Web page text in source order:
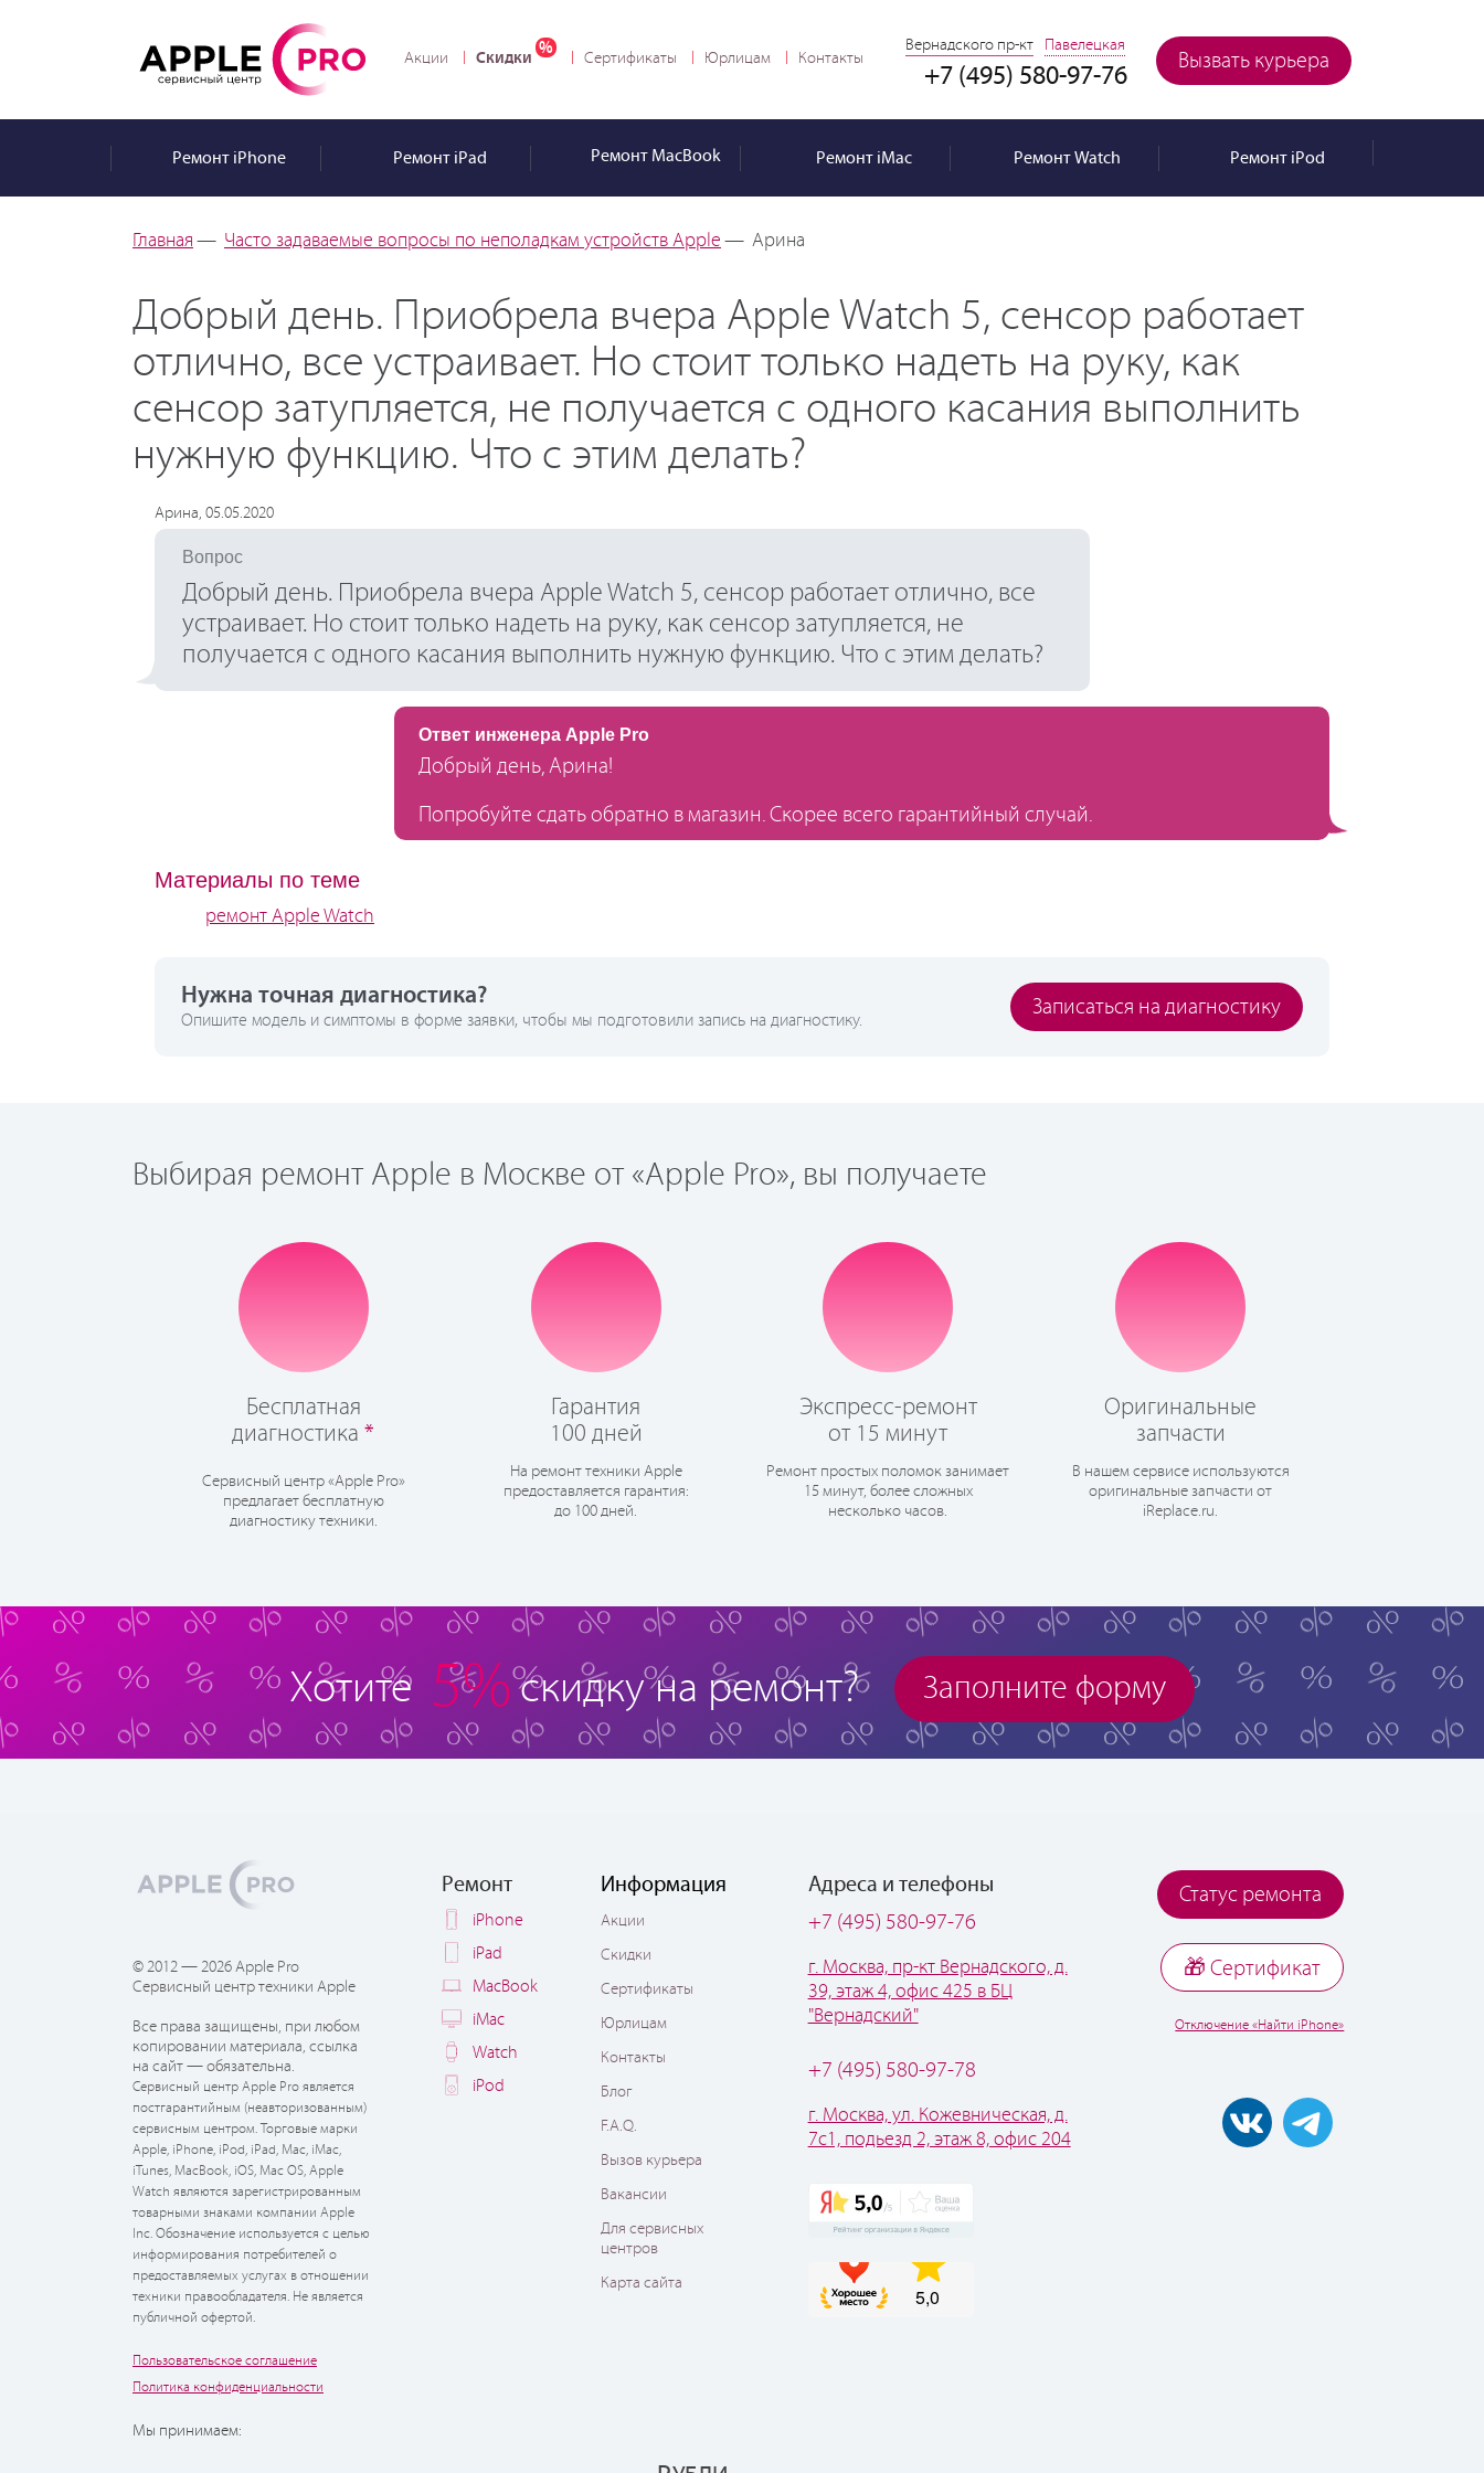
Вызвать курьера
Вернадского пр-кт Павелецкая
+7 (495) 580-97-76
Акции Скидки Сертификаты Юрлицам Контакты
РемонтiPhone РемонтiPad Ремонт MacBook РемонтiMac РемонтWatch РемонтiPod
Главная — Часто задаваемые вопросы по неполадкам устройств Apple — Арина
Добрый день. Приобрела вчера Apple Watch 5, сенсор работает
отлично, все устраивает. Но стоит только надеть на руку, как
сенсор затупляется, не получается с одного касания выполнить
нужную функцию. Что с этим делать?
Арина, 05.05.2020
Вопрос
Добрый день. Приобрела вчера Apple Watch 5, сенсор работает отлично, все
устраивает. Но стоит только надеть на руку, как сенсор затупляется, не
получается с одного касания выполнить нужную функцию. Что с этим делать?
Ответ инженера Apple Pro
Добрый день, Арина!
Попробуйте сдать обратно в магазин. Скорее всего гарантийный случай.
Материалы по теме
ремонт Apple Watch
Нужна точная диагностика?
Опишите модель и симптомы в форме заявки, чтобы мы подготовили запись на диагностику.
Записаться на диагностику
Выбирая ремонт Apple в Москве от «Apple Pro», вы получаете
Бесплатная
диагностика*
Сервисный центр «Apple Pro»
предлагает бесплатную
диагностику техники.
Гарантия
100 дней
На ремонт техники Apple
предоставляется гарантия:
до 100 дней.
Экспресс-ремонт
от 15 минут
Ремонт простых поломок занимает
15 минут, более сложных
несколько часов.
Оригинальные
запчасти
В нашем сервисе используются
оригинальные запчасти от
iReplace.ru.
Хотите 5% скидку на ремонт? Заполните форму
© 2012 — 2026 Apple Pro
Сервисный центр техники Apple
Все права защищены, при любом
копировании материала, ссылка
на сайт — обязательна.
Сервисный центр Apple Pro является
постгарантийным (неавторизованным)
сервисным центром. Торговые марки
Apple, iPhone, iPod, iPad, Mac, iMac,
iTunes, MacBook, iOS, Mac OS, Apple
Watch являются зарегистрированным
товарными знаками компании Apple
Inc. Обозначение используется с целью
информирования потребителей о
предоставляемых услугах в отношении
техники правообладателя. Не является
публичной офертой.
Пользовательское соглашение
Политика конфиденциальности
Ремонт
iPhone
iPad
MacBook
iMac
Watch
iPod
Информация
Акции
Скидки
Сертификаты
Юрлицам
Контакты
Блог
F.A.Q.
Вызов курьера
Вакансии
Для сервисных
центров
Карта сайта
Адреса и телефоны
+7 (495) 580-97-76
г. Москва, пр-кт Вернадского, д.
39, этаж 4, офис 425 в БЦ
"Вернадский"
+7 (495) 580-97-78
г. Москва, ул. Кожевническая, д.
7с1, подьезд 2, этаж 8, офис 204
Статус ремонта
🎁 Cертификат
Отключение «Найти iPhone»
Мы принимаем: